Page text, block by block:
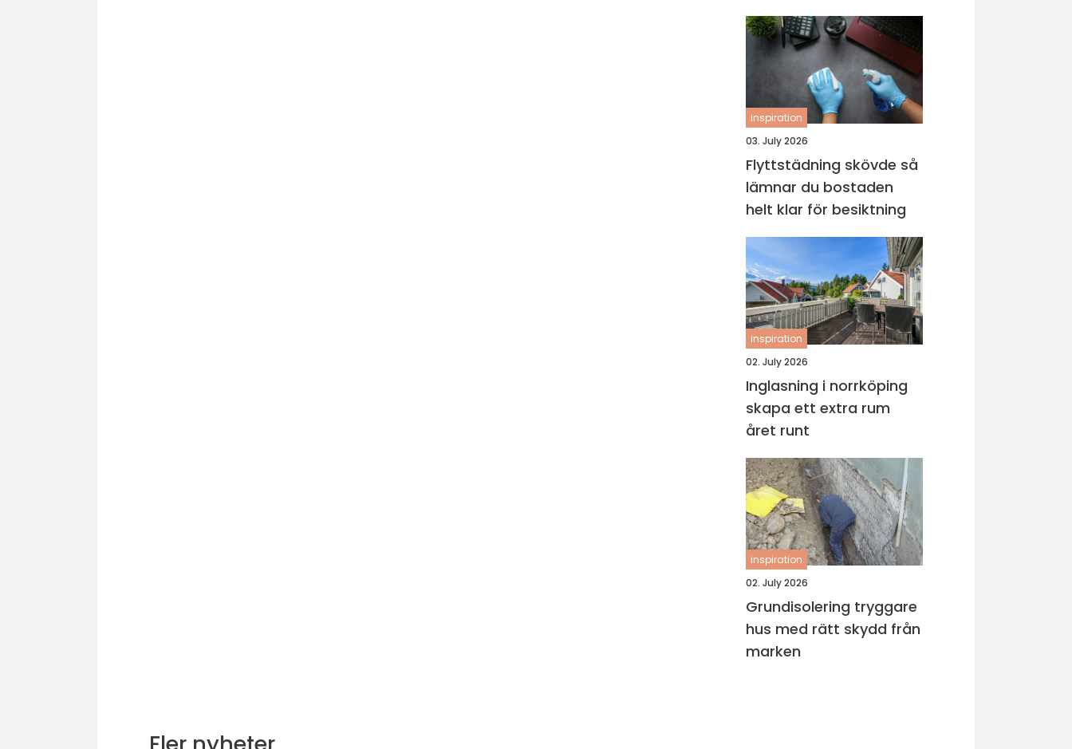
avlopp
inspiration
03. July 2026
Flyttstädning skövde så
lämnar du bostaden
helt klar för besiktning
inspiration
02. July 2026
Inglasning i norrköping
skapa ett extra rum
året runt
inspiration
02. July 2026
Grundisolering tryggare
hus med rätt skydd från
marken